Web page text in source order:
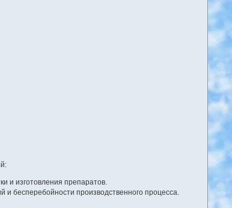
и изготовления препаратов.
бесперебойности производственного процесса.